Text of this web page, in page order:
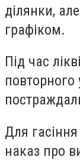
ділянки,
графіком.⠀
Під час
Для
наказ про